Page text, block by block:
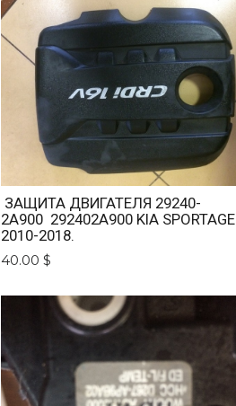
ЗАЩИТА ДВИГАТЕЛЯ 29240-
2A900 292402A900 KIA SPORTAGE
2010-2018.
40.00 $